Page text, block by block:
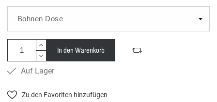
In den Warenkorb
Auf Lager
Zu den Favoriten hinzufügen